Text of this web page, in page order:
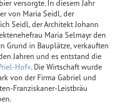
versorgte. In diesem Jahr
von Maria Seidl, der
Seidl, der Architekt Johann
Maria Selmayr den
Grund in Bauplätze, verkauften
Jahren und es entstand die
Hof«. Die Wirtschaft wurde
von der Firma Gabriel und
Franziskaner-Leistbräu